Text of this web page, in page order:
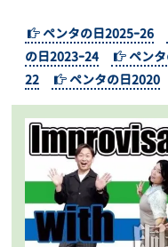
ペンタの日2025ｰ26
の日2023ｰ24
ペン
22
ペンタの日2020